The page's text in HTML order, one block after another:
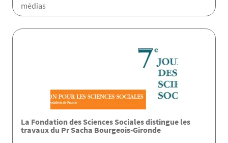
médias
La Fondation des Sciences Sociales distingue les
travaux du Pr Sacha Bourgeois-Gironde